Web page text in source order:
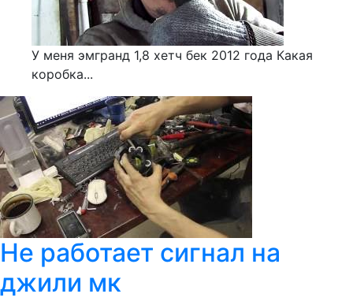
У меня эмгранд 1,8 хетч бек 2012 года Какая
коробка...
Не работает сигнал на
джили мк